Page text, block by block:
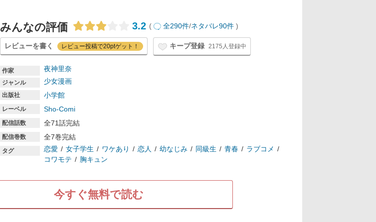
みんなの評価 3.2 ( 全290件/ネタバレ90件 )
レビューを書く レビュー投稿で20ptゲット！ キープ登録 2175人登録中
作家 夜神里奈
ジャンル 少女漫画
出版社 小学館
レーベル Sho-Comi
配信話数 全71話完結
配信巻数 全7巻完結
タグ 恋愛 女子学生 ワケあり 恋人 幼なじみ 同級生 青春
ラブコメ
コワモテ
胸キュン
今すぐ無料で読む